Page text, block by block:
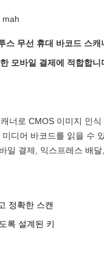
mah
스 무선 휴대 바코드 스캐
모바일 결제에 적합합니
너로 CMOS 이미지 인식
디어 바코드를 읽을 수
일 결제, 익스프레스 배
정확한 스캔
록 설계된 키